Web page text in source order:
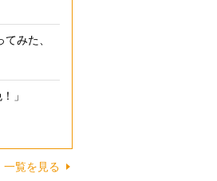
みた、
」
一覧を見る